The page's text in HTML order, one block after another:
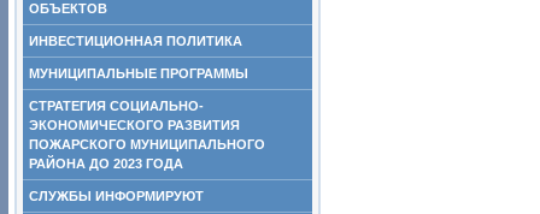
ОБЪЕКТОВ
ИНВЕСТИЦИОННАЯ ПОЛИТИКА
МУНИЦИПАЛЬНЫЕ ПРОГРАММЫ
СТРАТЕГИЯ СОЦИАЛЬНО-
ЭКОНОМИЧЕСКОГО РАЗВИТИЯ
ПОЖАРСКОГО МУНИЦИПАЛЬНОГО
РАЙОНА ДО 2023 ГОДА
СЛУЖБЫ ИНФОРМИРУЮТ